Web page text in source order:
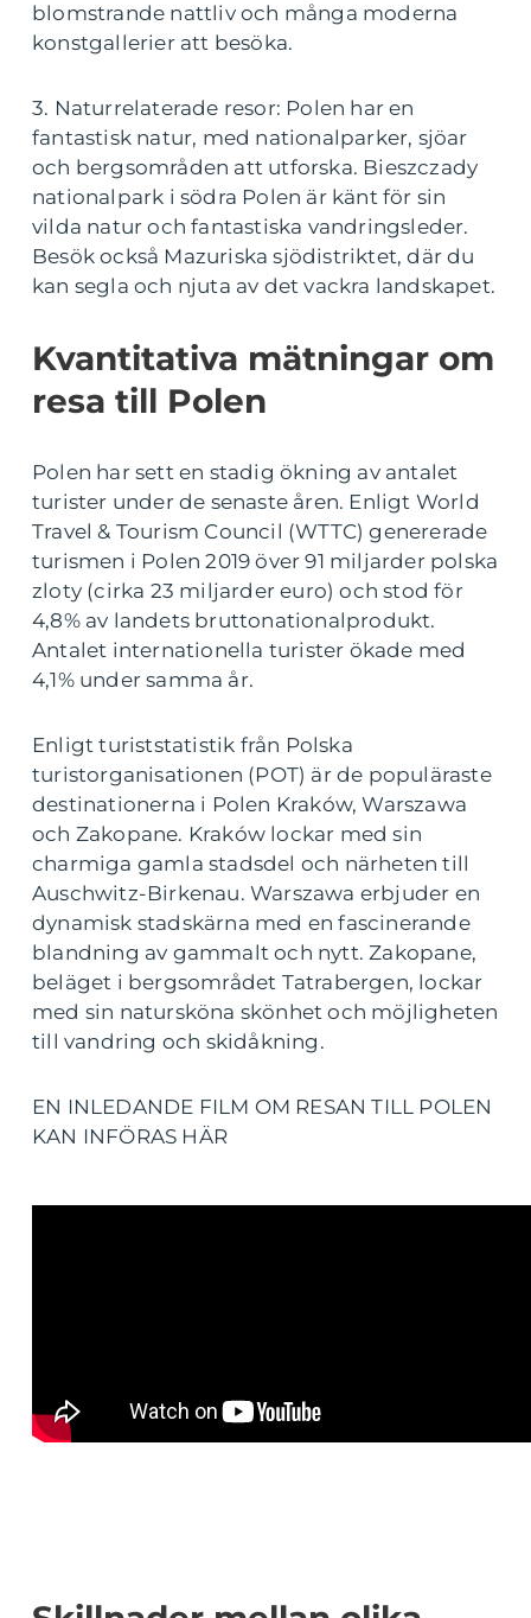
blomstrande nattliv och många moderna
konstgallerier att besöka.
3. Naturrelaterade resor: Polen har en
fantastisk natur, med nationalparker, sjöar
och bergsområden att utforska. Bieszczady
nationalpark i södra Polen är känt för sin
vilda natur och fantastiska vandringsleder.
Besök också Mazuriska sjödistriktet, där du
kan segla och njuta av det vackra landskapet.
Kvantitativa mätningar om
resa till Polen
Polen har sett en stadig ökning av antalet
turister under de senaste åren. Enligt World
Travel & Tourism Council (WTTC) genererade
turismen i Polen 2019 över 91 miljarder polska
zloty (cirka 23 miljarder euro) och stod för
4,8% av landets bruttonationalprodukt.
Antalet internationella turister ökade med
4,1% under samma år.
Enligt turiststatistik från Polska
turistorganisationen (POT) är de populäraste
destinationerna i Polen Kraków, Warszawa
och Zakopane. Kraków lockar med sin
charmiga gamla stadsdel och närheten till
Auschwitz-Birkenau. Warszawa erbjuder en
dynamisk stadskärna med en fascinerande
blandning av gammalt och nytt. Zakopane,
beläget i bergsområdet Tatrabergen, lockar
med sin natursköna skönhet och möjligheten
till vandring och skidåkning.
EN INLEDANDE FILM OM RESAN TILL POLEN
KAN INFÖRAS HÄR